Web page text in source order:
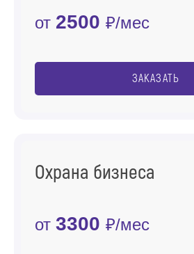
от 2500 ₽/мес
ЗАКАЗАТЬ
Охрана бизнеса
от 3300 ₽/мес